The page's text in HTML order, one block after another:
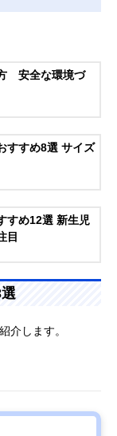
安全な環境づ
すすめ8選 サイズ
すめ12選 新生児
目
介します。